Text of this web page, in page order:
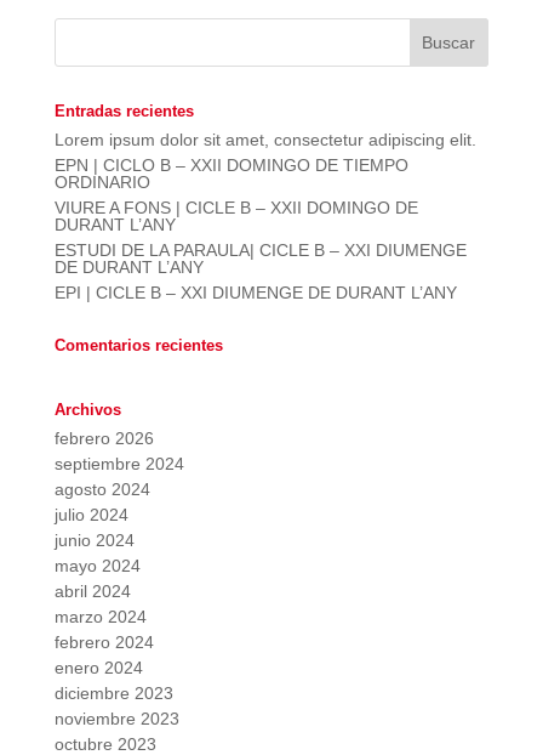
Entradas recientes
Lorem ipsum dolor sit amet, consectetur adipiscing elit.
EPN | CICLO B – XXII DOMINGO DE TIEMPO
ORDINARIO
VIURE A FONS | CICLE B – XXII DOMINGO DE
DURANT L’ANY
ESTUDI DE LA PARAULA| CICLE B – XXI DIUMENGE
DE DURANT L’ANY
EPI | CICLE B – XXI DIUMENGE DE DURANT L’ANY
Comentarios recientes
Archivos
febrero 2026
septiembre 2024
agosto 2024
julio 2024
junio 2024
mayo 2024
abril 2024
marzo 2024
febrero 2024
enero 2024
diciembre 2023
noviembre 2023
octubre 2023